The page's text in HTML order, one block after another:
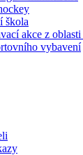
škola
akce z oblasti
vybavení